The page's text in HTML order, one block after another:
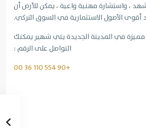
، واستشارة مهنية واعية ، يمكن للأرض أن
أقوى الأصول الاستثمارية في السوق التركي.
في المدينة الجديدة يني شهير يمكنك
التواصل على الرقم :
+90 554 110 36 00